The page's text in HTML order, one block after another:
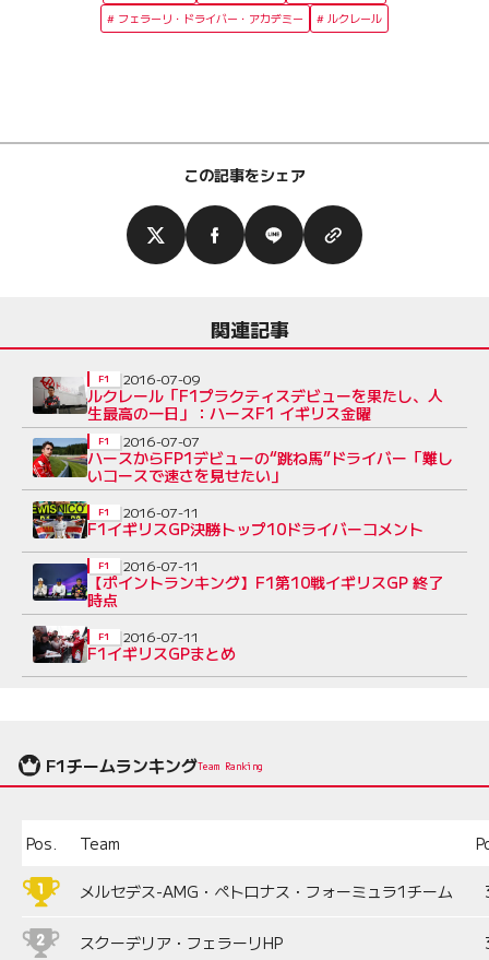
フェラーリ・ドライバー・アカデミー
ルクレール
この記事をシェア
関連記事
ルクレール「F1プラクティスデビューを果たし、人
生最高の一日」：ハースF1 イギリス金曜
F1 2016-07-09
ハースからFP1デビューの“跳ね馬”ドライバー「難し
いコースで速さを見せたい」
F1 2016-07-07
F1イギリスGP決勝トップ10ドライバーコメント
F1 2016-07-11
【ポイントランキング】F1第10戦イギリスGP 終了
時点
F1 2016-07-11
F1イギリスGPまとめ
F1 2016-07-11
F1チームランキングTeam Ranking
Pos. Team
メルセデス-AMG・ペトロナス・フォーミュラ1チーム
スクーデリア・フェラーリHP